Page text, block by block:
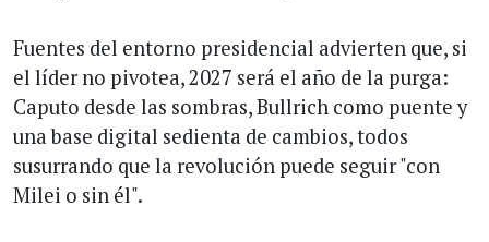
Fuentes del entorno presidencial advierten que, si
el líder no pivotea, 2027 será el año de la purga:
Caputo desde las sombras, Bullrich como puente y
una base digital sedienta de cambios, todos
susurrando que la revolución puede seguir "con
Milei o sin él".